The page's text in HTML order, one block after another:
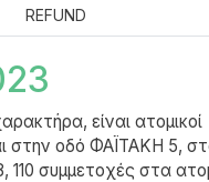
REFUND
είναι ατομικοί
στην οδό ΦΑΪΤΑΚΗ 5,
110 συμμετοχές στα